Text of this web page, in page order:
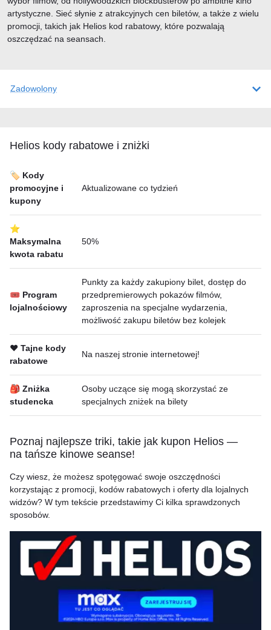
Zadowolony
Helios kody rabatowe i zniżki
🏷️ Kody
promocyjne i
kupony
Aktualizowane co tydzień
⭐
Maksymalna
kwota rabatu
50%
🎟 Program
lojalnościowy
Punkty za każdy zakupiony bilet, dostęp do
przedpremierowych pokazów filmów,
zaproszenia na specjalne wydarzenia,
możliwość zakupu biletów bez kolejek
❤️ Tajne kody
rabatowe
Na naszej stronie internetowej!
🎒 Zniżka
studencka
Osoby uczące się mogą skorzystać ze
specjalnych zniżek na bilety
Poznaj najlepsze triki, takie jak kupon Helios —
na tańsze kinowe seanse!
Czy wiesz, że możesz spotęgować swoje oszczędności
korzystając z promocji, kodów rabatowych i oferty dla lojalnych
widzów? W tym tekście przedstawimy Ci kilka sprawdzonych
sposobów.
artystyczne. Sieć słynie z atrakcyjnych cen biletów, a także z wielu
promocji, takich jak Helios kod rabatowy, które pozwalają
oszczędzać na seansach.